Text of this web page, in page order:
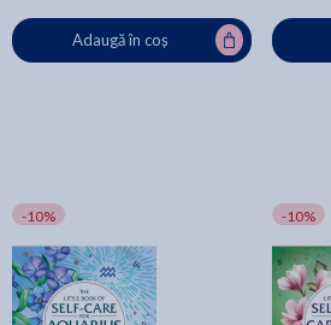
Adaugă în coș
-10% -10%